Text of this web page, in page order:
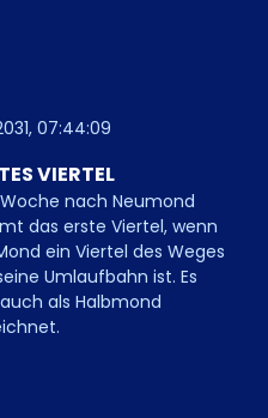
07:44:09
VIERTEL
nach Neumond
das erste Viertel, wenn
ein Viertel des Weges
Umlaufbahn ist. Es
als Halbmond